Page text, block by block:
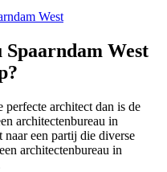
West
West
perfecte architect dan is de
architectenbureau in
naar een partij die diverse
architectenbureau in